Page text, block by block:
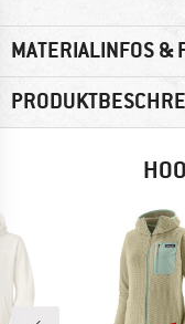
MATERIALINFOS &